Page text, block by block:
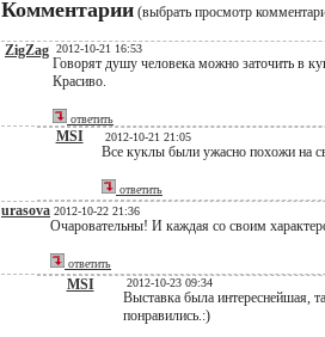
Комментарии (выбрать просмотр
ZigZag 2012-10-21 16:53
Говорят душу человека можно заточить в
Красиво.
ответить
MSI 2012-10-21 21:05
Все куклы были ужасно похожи на
ответить
urasova 2012-10-22 21:36
Очаровательны! И каждая со своим
ответить
MSI 2012-10-23 09:34
Выставка была интереснейшая,
понравились.:)